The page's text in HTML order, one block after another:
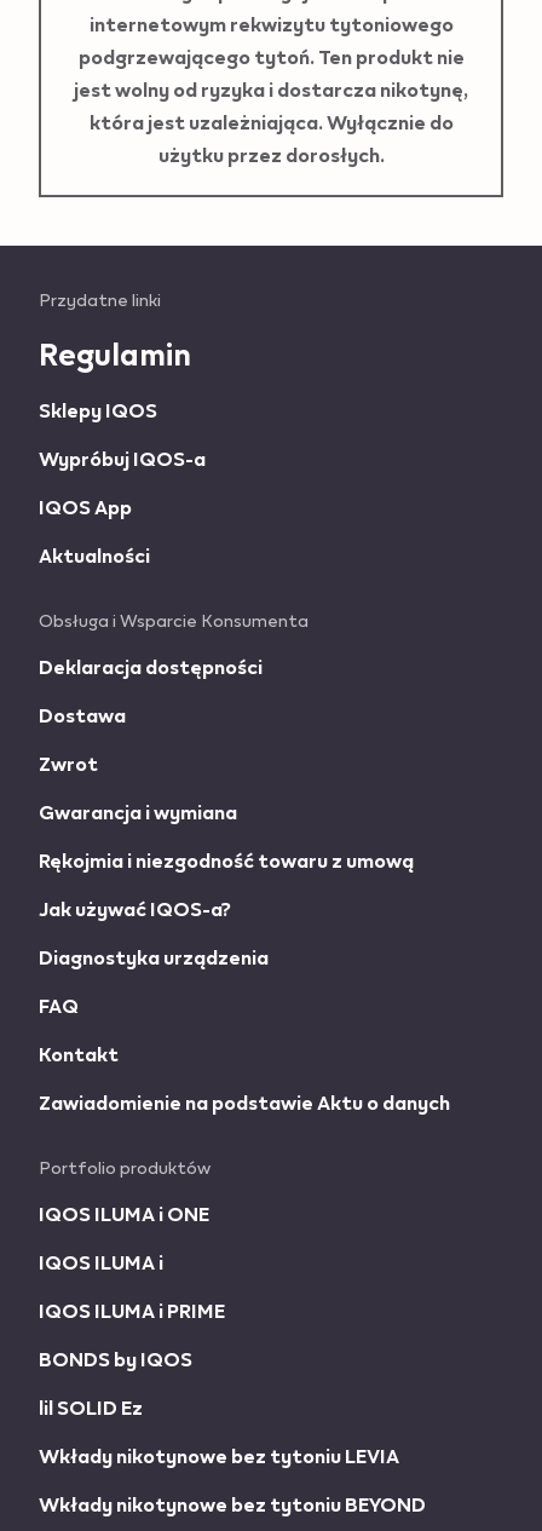
internetowym rekwizytu tytoniowego
podgrzewającego tytoń. Ten produkt nie
jest wolny od ryzyka i dostarcza nikotynę,
która jest uzależniająca. Wyłącznie do
użytku przez dorosłych.
Useful
links
information
Przydatne linki
Regulamin
Sklepy IQOS
Wypróbuj IQOS-a
IQOS App
Aktualności
Obsługa i Wsparcie Konsumenta
Deklaracja dostępności
Dostawa
Zwrot
Gwarancja i wymiana
Rękojmia i niezgodność towaru z umową
Jak używać IQOS-a?
Diagnostyka urządzenia
FAQ
Kontakt
Zawiadomienie na podstawie Aktu o danych
Portfolio produktów
IQOS ILUMA i ONE
IQOS ILUMA i
IQOS ILUMA i PRIME
BONDS by IQOS
lil SOLID Ez
Wkłady nikotynowe bez tytoniu LEVIA
Wkłady nikotynowe bez tytoniu BEYOND